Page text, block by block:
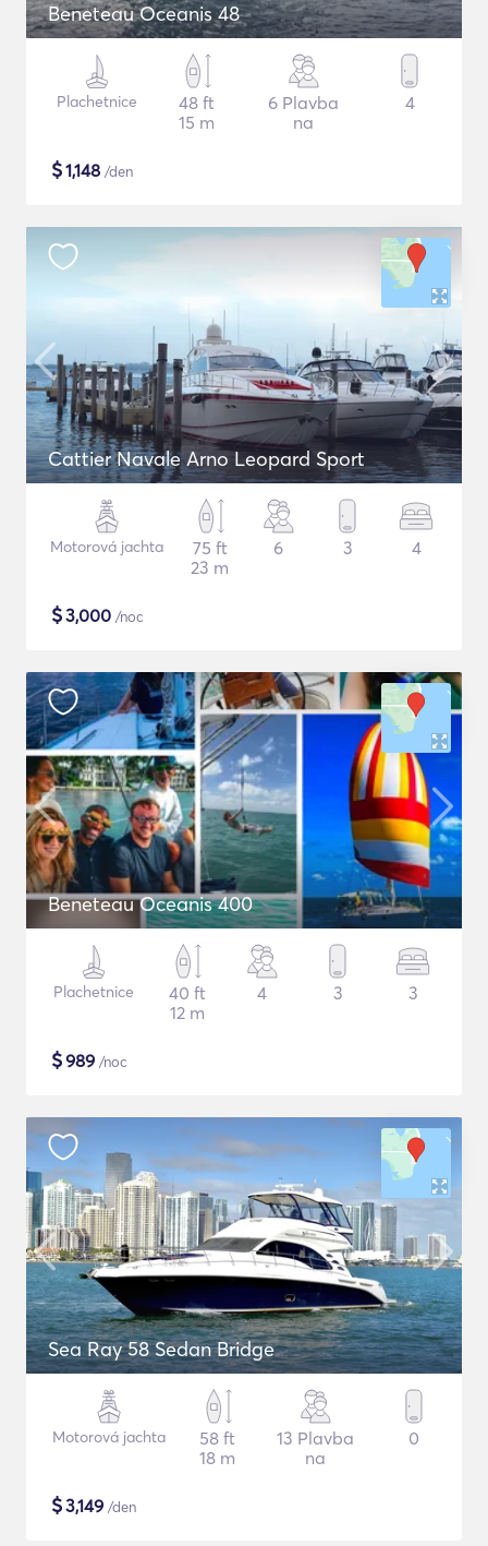
Beneteau Oceanis 48
Plachetnice
48 ft
15 m
6 Plavba
na
4
$1,148 /den
Cattier Navale Arno Leopard Sport
Motorová jachta
75 ft
23 m
6 3 4
$3,000 /noc
Beneteau Oceanis 400
Plachetnice
40 ft
12 m
4 3 3
$989 /noc
Sea Ray 58 Sedan Bridge
Motorová jachta
58 ft
18 m
13 Plavba
na
0
$3,149 /den